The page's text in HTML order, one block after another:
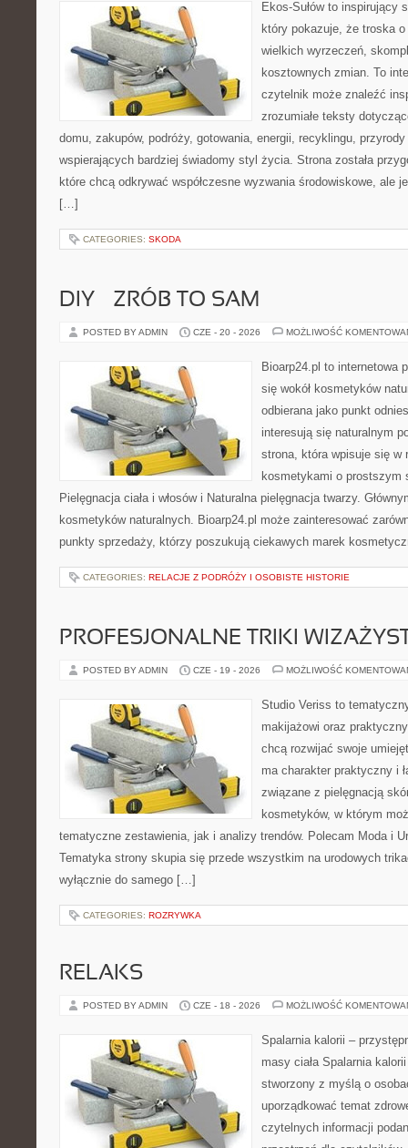
Ekos-Sułów to inspirujący
który pokazuje, że troska
wielkich wyrzeczeń,
kosztownych zmian. To
czytelnik może znaleźć
zrozumiałe teksty
domu, zakupów, podróży, gotowania, energii, recyklingu,
wspierających bardziej świadomy styl życia. Strona została
które chcą odkrywać współczesne wyzwania środowiskowe, ale
[…]
CATEGORIES: SKODA
DIY – ZRÓB TO SAM
POSTED BY ADMIN CZE - 20 - 2026 MOŻLIWOŚĆ
Bioarp24.pl to internetowa
się wokół kosmetyków
odbierana jako punkt
interesują się naturalnym
strona, która wpisuje się w
kosmetykami o prostszym
Pielęgnacja ciała i włosów i Naturalna pielęgnacja twarzy.
kosmetyków naturalnych. Bioarp24.pl może zainteresować
punkty sprzedaży, którzy poszukują ciekawych marek
CATEGORIES: RELACJE Z PODRÓŻY I OSOBISTE HISTORIE
PROFESJONALNE TRIKI
POSTED BY ADMIN CZE - 19 - 2026 MOŻLIWOŚĆ
Studio Veriss to
makijażowi oraz
chcą rozwijać swoje
ma charakter praktyczny i
związane z pielęgnacją
kosmetyków, w którym
tematyczne zestawienia, jak i analizy trendów. Polecam Moda i
Tematyka strony skupia się przede wszystkim na urodowych
wyłącznie do samego […]
CATEGORIES: ROZRYWKA
RELAKS
POSTED BY ADMIN CZE - 18 - 2026 MOŻLIWOŚĆ
Spalarnia kalorii –
masy ciała Spalarnia
stworzony z myślą o
uporządkować temat
czytelnych informacji